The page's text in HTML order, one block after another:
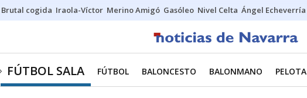
Brutal cogida Iraola-Víctor Merino Amigó Gasóleo Nivel Celta Ángel Echeverría
FÚTBOL SALA FÚTBOL BALONCESTO BALONMANO PELOTA